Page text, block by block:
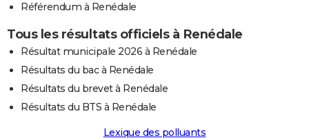
Référendum à Renédale
Tous les résultats officiels à Renédale
Résultat municipale 2026 à Renédale
Résultats du bac à Renédale
Résultats du brevet à Renédale
Résultats du BTS à Renédale
Lexique des polluants